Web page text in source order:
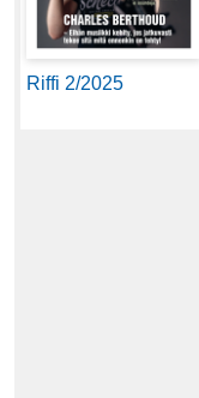
Riffi 2/2025